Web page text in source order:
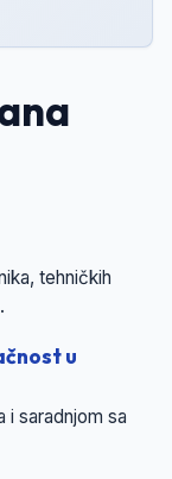
tehničkih
u
i saradnjom sa